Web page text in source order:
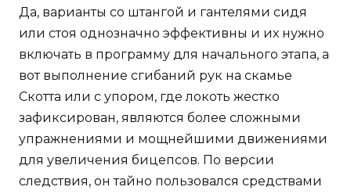
Да, варианты со штангой и гантелями сидя
или стоя однозначно эффективны и их нужно
включать в программу для начального этапа, а
вот выполнение сгибаний рук на скамье
Скотта или с упором, где локоть жестко
зафиксирован, являются более сложными
упражнениями и мощнейшими движениями
для увеличения бицепсов. По версии
следствия, он тайно пользовался средствами